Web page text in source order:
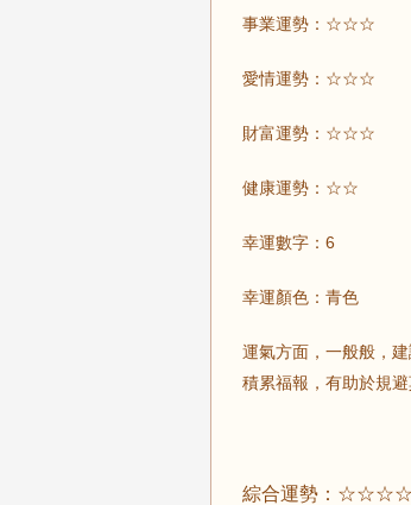
事業運勢：☆☆☆
愛情運勢：☆☆☆
財富運勢：☆☆☆
健康運勢：☆☆
幸運數字：6
幸運顏色：青色
運氣方面，一般般，
積累福報，有助於規
綜合運勢：☆☆☆☆